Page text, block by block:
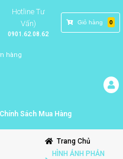
Hotline Tư
Vấn)
0901.62.08.62
Giỏ hàng 0
hàng
Chính Sách Mua Hàng
Trang Chủ
HÌNH ẢNH PHẢN